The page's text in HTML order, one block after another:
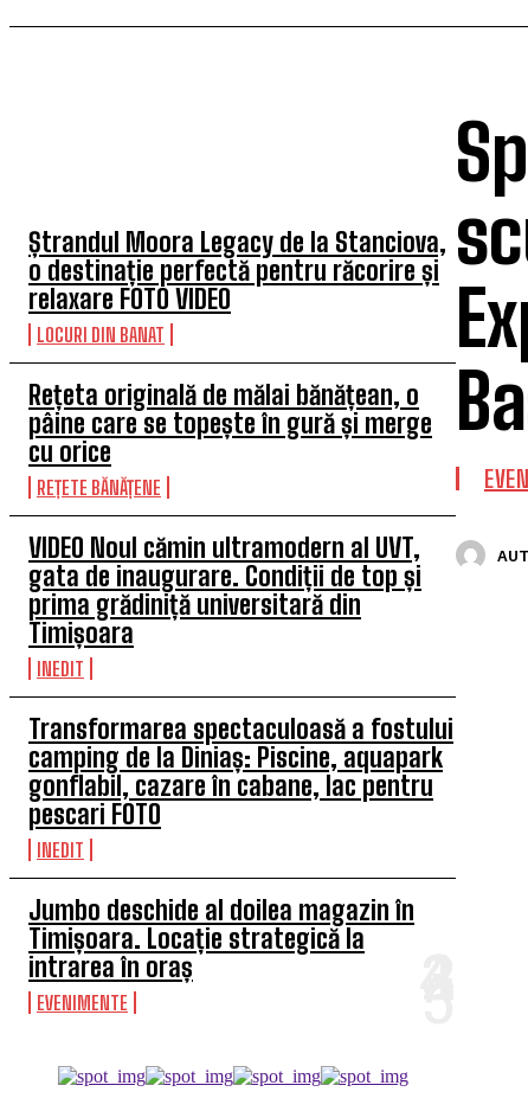
Ștrandul Moora Legacy de la Stanciova,
o destinație perfectă pentru răcorire și
relaxare FOTO VIDEO
LOCURI DIN BANAT
Rețeta originală de mălai bănățean, o
pâine care se topește în gură și merge
cu orice
REȚETE BĂNĂȚENE
VIDEO Noul cămin ultramodern al UVT,
gata de inaugurare. Condiții de top și
prima grădiniță universitară din
Timișoara
INEDIT
Transformarea spectaculoasă a fostului
camping de la Diniaș: Piscine, aquapark
gonflabil, cazare în cabane, lac pentru
pescari FOTO
INEDIT
Jumbo deschide al doilea magazin în
Timișoara. Locație strategică la
intrarea în oraș
EVENIMENTE